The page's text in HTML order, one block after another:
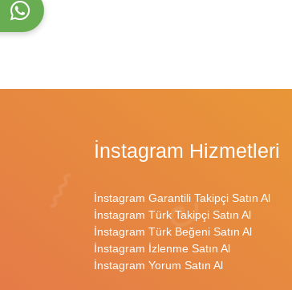
İnstagram Hizmetleri
İnstagram Garantili Takipçi Satın Al
İnstagram Türk Takipçi Satın Al
İnstagram Türk Beğeni Satın Al
İnstagram İzlenme Satın Al
İnstagram Yorum Satın Al